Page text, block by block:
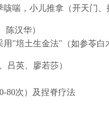
喘，小儿推拿（开天门、
陈汉华）
"培土生金法"（如参苓
吕英、廖若莎）
80次）及捏脊疗法